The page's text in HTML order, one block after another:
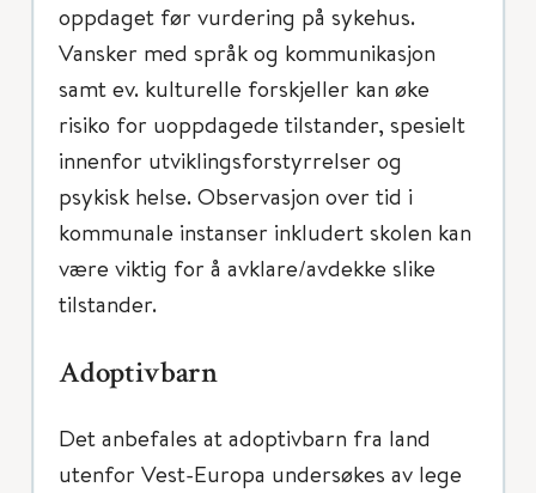
oppdaget før vurdering på sykehus.
Vansker med språk og kommunikasjon
samt ev. kulturelle forskjeller kan øke
risiko for uoppdagede tilstander, spesielt
innenfor utviklingsforstyrrelser og
psykisk helse. Observasjon over tid i
kommunale instanser inkludert skolen kan
være viktig for å avklare/avdekke slike
tilstander.
Adoptivbarn
Det anbefales at adoptivbarn fra land
utenfor Vest-Europa undersøkes av lege